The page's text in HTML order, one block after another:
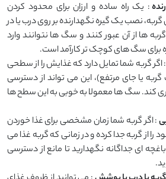
: یک راه ساده و ارزان برای محدود کردن
نصب یک گیره نگهدارنده بر روی درب یا در
‌ها از آن عبور کنند و سگ‌ ها نتوانند وارد
برای سگ ‌های کوچک ‌تر کارآمد است.
: اگر گربه شما تمایل دارد که غذایش را از سطحی
یا جای مرتفع)، این می ‌تواند از دسترسی
کند. سگ ‌ها معمولا به‌ خوبی به این سطح‌ ها
: اگر گربه شما زمان مشخصی برای غذا خوردن
را از گربه جدا کرده و در زمانی که گربه غذا می
باغچه ‌ای جداگانه نگهدارید تا مانع از دسترسی